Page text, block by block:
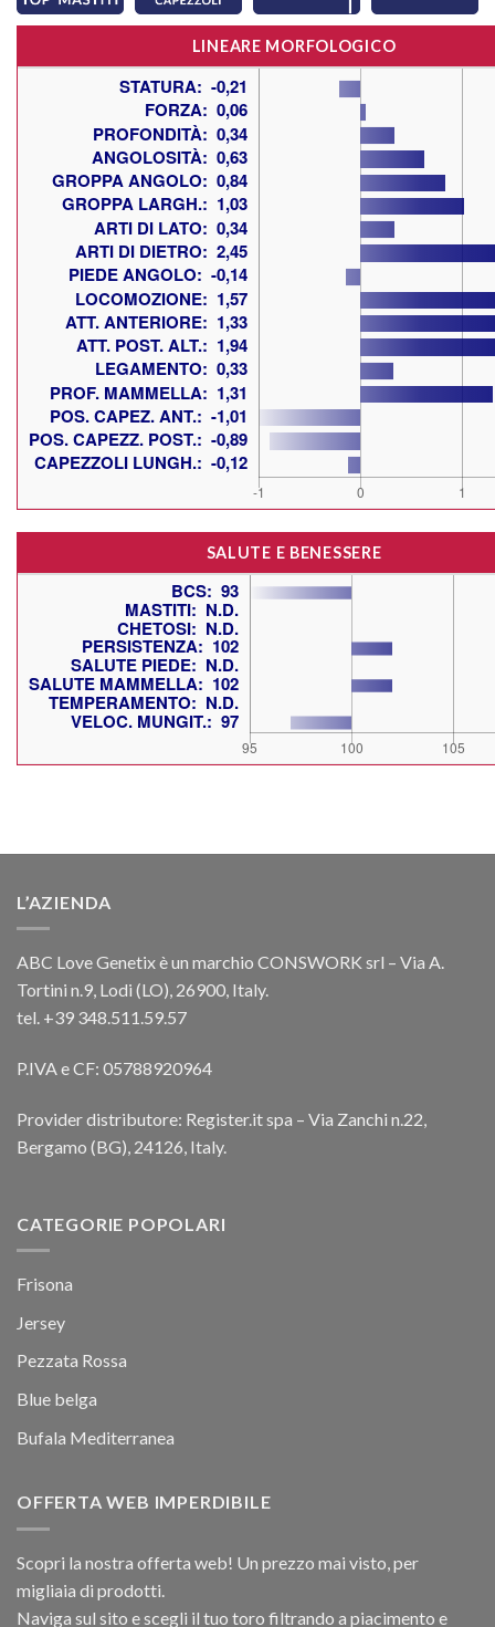
LINEARE MORFOLOGICO
SALUTE E BENESSERE
L’AZIENDA
ABC Love Genetix è un marchio CONSWORK srl – Via A.
Tortini n.9, Lodi (LO), 26900, Italy.
tel. +39 348.511.59.57
P.IVA e CF: 05788920964
Provider distributore: Register.it spa – Via Zanchi n.22,
Bergamo (BG), 24126, Italy.
CATEGORIE POPOLARI
Frisona
Jersey
Pezzata Rossa
Blue belga
Bufala Mediterranea
OFFERTA WEB IMPERDIBILE
Scopri la nostra offerta web! Un prezzo mai visto, per
migliaia di prodotti.
Naviga sul sito e scegli il tuo toro filtrando a piacimento e